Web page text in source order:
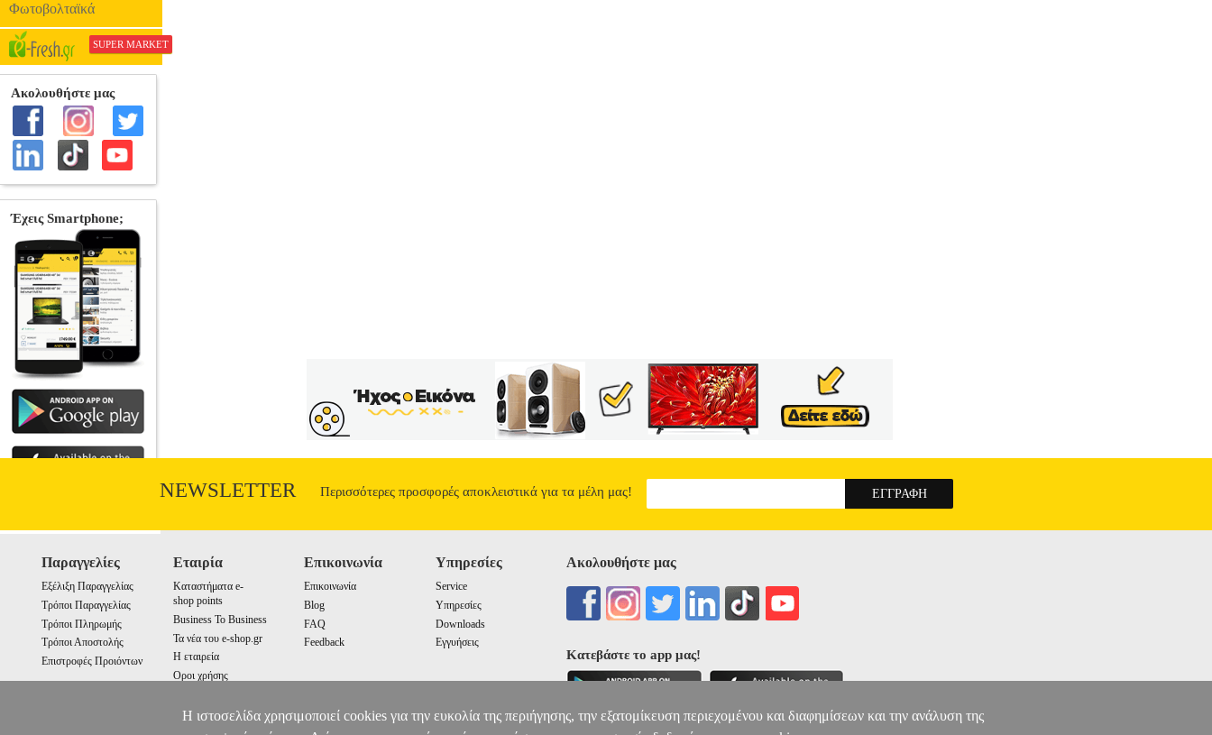
Φωτοβολταϊκά
SUPER MARKET
NEWSLETTER Περισσότερες προσφορές αποκλειστικά για τα μέλη μας!
Παραγγελίες
Εξέλιξη Παραγγελίας
Τρόποι Παραγγελίας
Τρόποι Πληρωμής
Τρόποι Αποστολής
Επιστροφές Προιόντων
Εταιρία
Καταστήματα e-
shop points
Business To Business
Τα νέα του e-shop.gr
Η εταιρεία
Οροι χρήσης
Επικοινωνία
Επικοινωνία
Blog
FAQ
Feedback
Υπηρεσίες
Service
Υπηρεσίες
Downloads
Εγγυήσεις
Ακολουθήστε μας
Κατεβάστε το app μας!
Η ιστοσελίδα χρησιμοποιεί cookies για την ευκολία της περιήγησης, την εξατομίκευση περιεχομένου και διαφημίσεων και την ανάλυση της